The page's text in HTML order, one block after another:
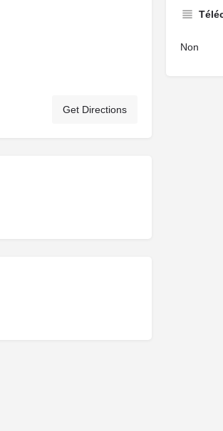
Get Directions
Non